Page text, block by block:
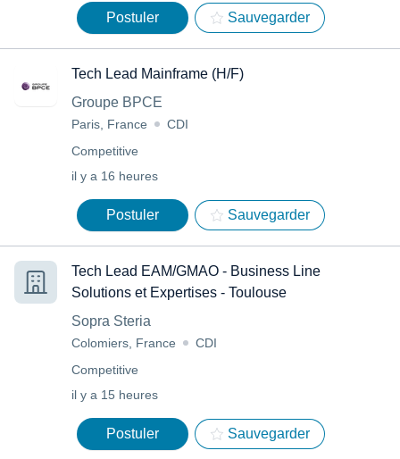
Postuler Sauvegarder
Tech Lead Mainframe (H/F)
Groupe BPCE
Paris, France
CDI
Competitive
il y a 16 heures
Postuler Sauvegarder
Tech Lead EAM/GMAO - Business Line
Solutions et Expertises - Toulouse
Sopra Steria
Colomiers, France
CDI
Competitive
il y a 15 heures
Postuler Sauvegarder